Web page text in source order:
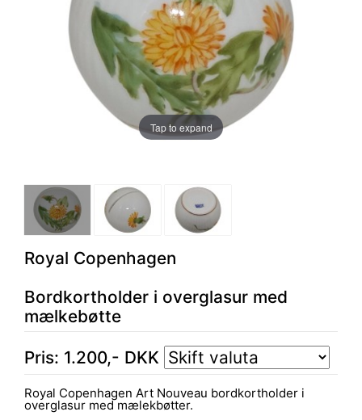
Tap to expand
Royal Copenhagen
Bordkortholder i overglasur med
mælkebøtte
Pris: 1.200,- DKK
Royal Copenhagen Art Nouveau bordkortholder i
overglasur med mælekbøtter.